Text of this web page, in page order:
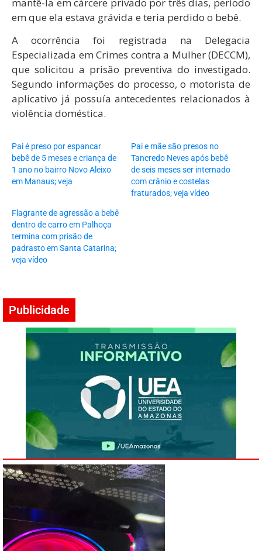
em que ela estava grávida e teria perdido o bebê.
A ocorrência foi registrada na Delegacia
Especializada em Crimes contra a Mulher (DECCM),
que solicitou a prisão preventiva do investigado.
Segundo informações do processo, o motorista de
aplicativo já possuía antecedentes relacionados à
violência doméstica.
Pai é preso por espancar
bebê de 5 meses e criança de
1 ano no bairro Novo Aleixo
em Manaus; veja
Pai e mãe são presos no
Tancredo Neves após bebê
de seis meses ser internado
com crânio e costelas
fraturados; veja vídeo
Flagrante de agressão a bebê
dentro de carro em Palhoça
termina com prisão de
padrasto em Santa Catarina;
veja vídeo
Publicidade